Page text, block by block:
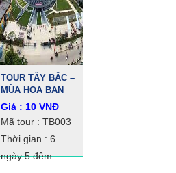
TOUR TÂY BẮC –
MÙA HOA BAN
Giá : 10 VNĐ
Mã tour : TB003
Thời gian : 6
ngày 5 đêm